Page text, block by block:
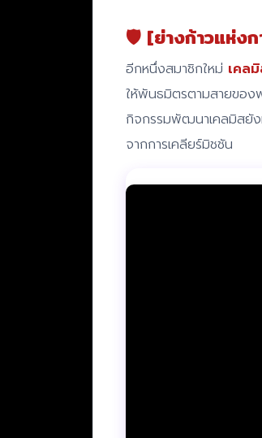
🛡️ [ย่างก้าวแห่ง
อีกหนึ่งสมาชิกใหม่ เคล
ให้พันธมิตรตามสายของ
กิจกรรมพัฒนาเคลมิสยัง
จากการเคลียร์มิชชัน